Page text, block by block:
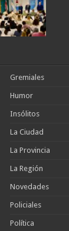
Gremiales
Humor
Insólitos
La Ciudad
La Provincia
La Región
Novedades
Policiales
Política